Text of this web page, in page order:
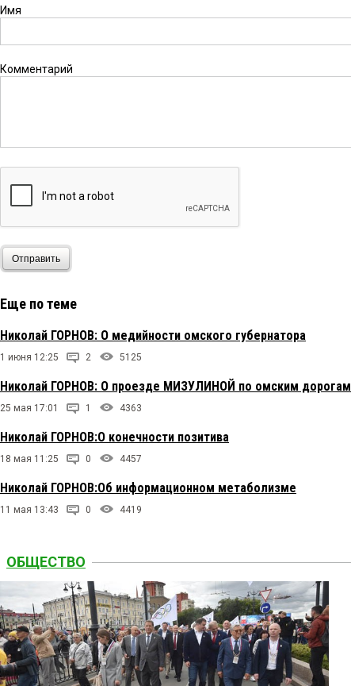
Имя
Комментарий
Отправить
Еще по теме
Николай ГОРНОВ: О медийности омского губернатора
1 июня 12:25 2 5125
Николай ГОРНОВ: О проезде МИЗУЛИНОЙ по омским дорогам
25 мая 17:01 1 4363
Николай ГОРНОВ:О конечности позитива
18 мая 11:25 0 4457
Николай ГОРНОВ:Об информационном метаболизме
11 мая 13:43 0 4419
ОБЩЕСТВО